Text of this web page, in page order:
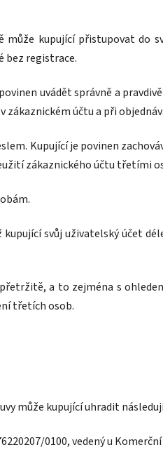
kupující přistupovat do
bez registrace.
uvádět správně a
účtu a při
Kupující je povinen
zákaznického účtu třetími
svůj uživatelský účet
a to zejména s
třetích osob.
může kupující uhradit
0100, vedený u